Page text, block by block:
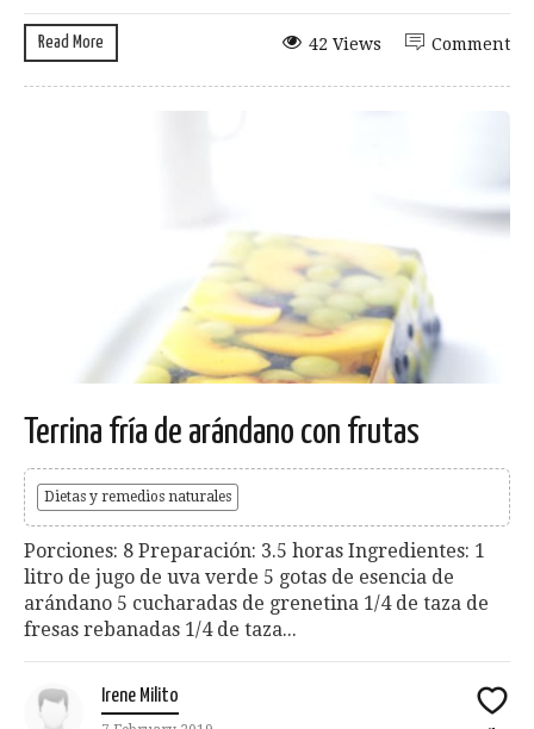
Read More Comment
42 Views
Terrina fría de arándano con frutas
Dietas y remedios naturales
Porciones: 8 Preparación: 3.5 horas Ingredientes: 1
litro de jugo de uva verde 5 gotas de esencia de
arándano 5 cucharadas de grenetina 1/4 de taza de
fresas rebanadas 1/4 de taza...
Irene Milito